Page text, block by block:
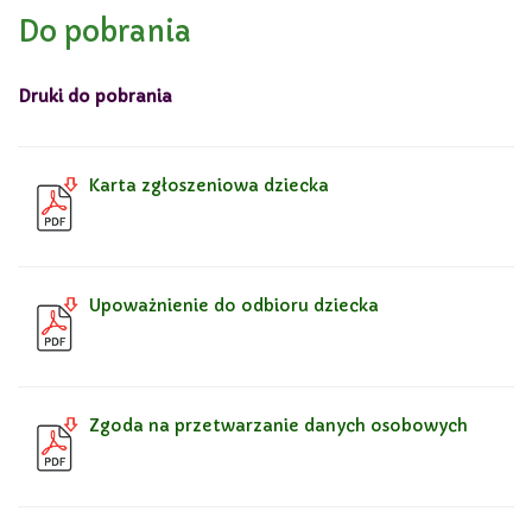
Do pobrania
Druki do pobrania
Karta zgłoszeniowa dziecka
Upoważnienie do odbioru dziecka
Zgoda na przetwarzanie danych osobowych